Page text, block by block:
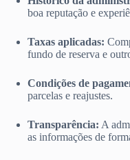
boa reputação e
Taxas aplicadas:
fundo de reserva e
Condições de
parcelas e reajustes.
Transparência: A
as informações de